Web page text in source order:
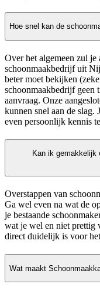
Hoe snel kan de
Over het algemeen zul
schoonmaakbedrijf uit
beter moet bekijken
schoonmaakbedrijf geen
aanvraag. Onze
kunnen snel aan de
even persoonlijk kennis
Kan ik gemakkelijk
Overstappen van
Ga wel even na wat de
je bestaande
wat je wel en niet prettig
direct duidelijk is voor
Wat maakt